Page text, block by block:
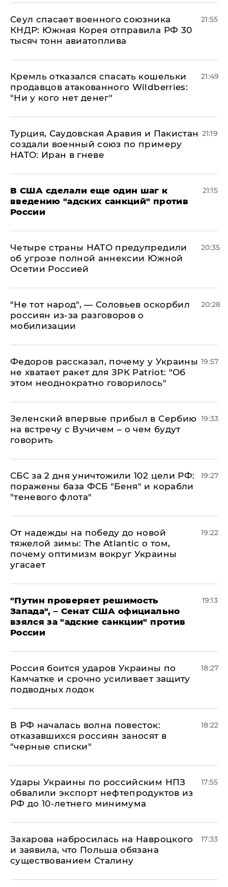
​Сеул спасает военного союзника
КНДР: Южная Корея отправила РФ 30
тысяч тонн авиатоплива
21:55
Кремль отказался спасать кошельки
продавцов атакованного Wildberries:
"Ни у кого нет денег"
21:49
Турция, Саудовская Аравия и Пакистан
создали военный союз по примеру
НАТО: Иран в гневе
21:19
В США сделали еще один шаг к
введению "адских санкций" против
России
21:15
Четыре страны НАТО предупредили
об угрозе полной аннексии Южной
Осетии Россией
20:35
​"Не тот народ", — Соловьев оскорбил
россиян из-за разговоров о
мобилизации
20:28
Федоров рассказал, почему у Украины
не хватает ракет для ЗРК Patriot: "Об
этом неоднократно говорилось"
19:57
Зеленский впервые прибыл в Сербию
на встречу с Вучичем – о чем будут
говорить
19:33
СБС за 2 дня уничтожили 102 цели РФ:
поражены база ФСБ "Беня" и корабли
"теневого флота"
19:27
От надежды на победу до новой
тяжелой зимы: The Atlantic о том,
почему оптимизм вокруг Украины
угасает
19:22
"Путин проверяет решимость
Запада", – Сенат США официально
взялся за "адские санкции" против
России
19:13
Россия боится ударов Украины по
Камчатке и срочно усиливает защиту
подводных лодок
18:27
​В РФ началась волна повесток:
отказавшихся россиян заносят в
"черные списки"
18:22
Удары Украины по российским НПЗ
обвалили экспорт нефтепродуктов из
РФ до 10-летнего минимума
17:55
​Захарова набросилась на Навроцкого
и заявила, что Польша обязана
существованием Сталину
17:33